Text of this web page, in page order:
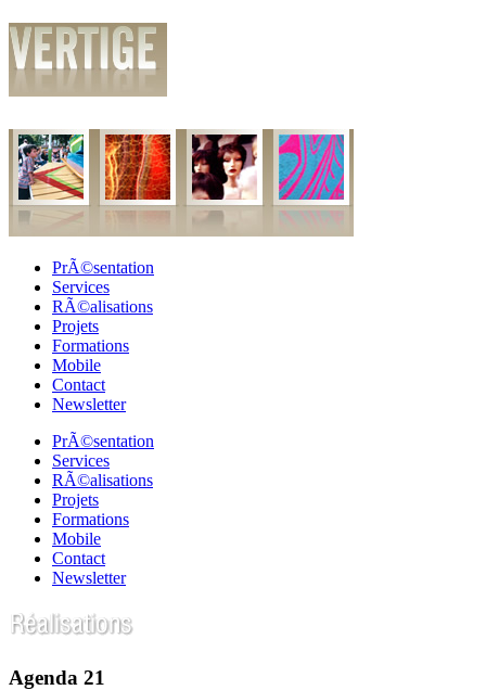
PrÃ©sentation
Services
RÃ©alisations
Projets
Formations
Mobile
Contact
Newsletter
PrÃ©sentation
Services
RÃ©alisations
Projets
Formations
Mobile
Contact
Newsletter
Agenda 21